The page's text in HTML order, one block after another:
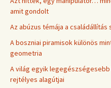
amit gondolt
Az abúzus témája a
A boszniai piramisok különös
geometria
A világ egyik
rejtélyes alagútjai